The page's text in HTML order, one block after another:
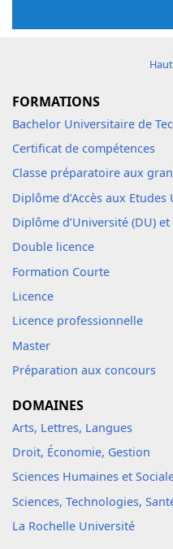
FORMATIONS
Bachelor Universitaire de
Certificat de compétences
Classe préparatoire aux
Diplôme d’Accès aux
Diplôme d’Université (DU)
Double licence
Formation Courte
Licence
Licence professionnelle
Master
Préparation aux concours
DOMAINES
Arts, Lettres, Langues
Droit, Économie, Gestion
Sciences Humaines et
Sciences, Technologies,
La Rochelle Université